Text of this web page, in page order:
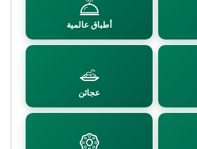
أطباق عالمية
عجائن